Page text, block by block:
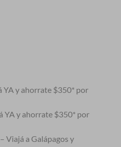
YA y ahorrate $350* por
YA y ahorrate $350* por
Viajá a Galápagos y